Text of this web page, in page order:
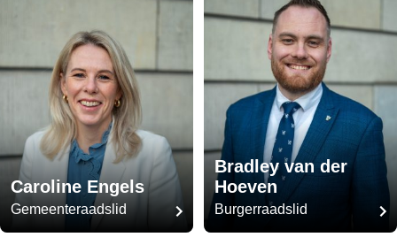
Caroline Engels
Gemeenteraadslid
Bradley van der
Hoeven
Burgerraadslid